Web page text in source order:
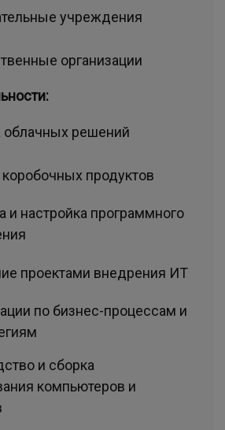
учреждения
организации
облачных решений
продуктов
и настройка программного
проектами внедрения ИТ
по бизнес-процессам и
и сборка
компьютеров и